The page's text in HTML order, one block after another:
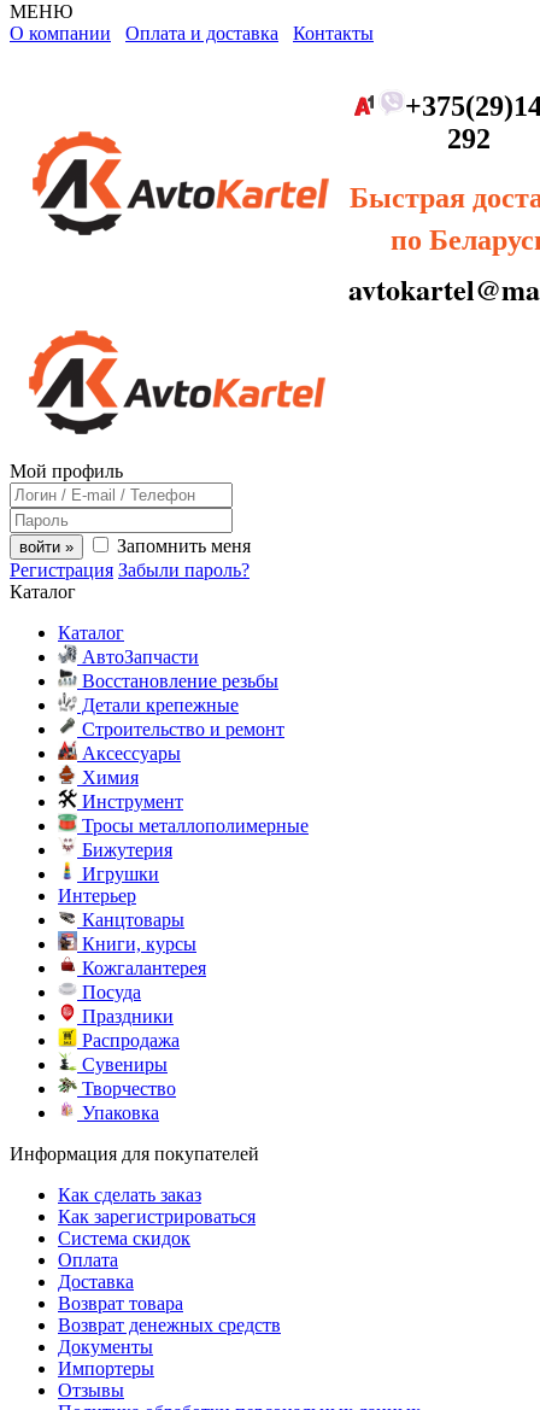
МЕНЮ
О компании Оплата и доставка Контакты
292
Быстрая
по
Мой профиль
войти »
Запомнить меня
Регистрация Забыли пароль?
Каталог
Каталог
АвтоЗапчасти
Восстановление резьбы
Детали крепежные
Строительство и ремонт
Аксессуары
Химия
Инструмент
Тросы металлополимерные
Бижутерия
Игрушки
Интерьер
Канцтовары
Книги, курсы
Кожгалантерея
Посуда
Праздники
Распродажа
Сувениры
Творчество
Упаковка
Информация для покупателей
Как сделать заказ
Как зарегистрироваться
Система скидок
Оплата
Доставка
Возврат товара
Возврат денежных средств
Документы
Импортеры
Отзывы